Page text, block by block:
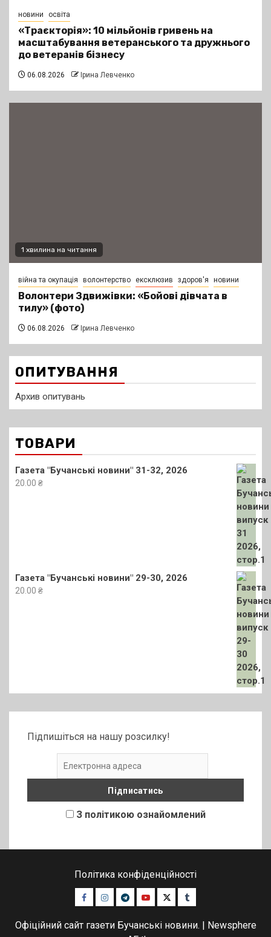
новини освіта
«Траєкторія»: 10 мільйонів гривень на
масштабування ветеранського та дружнього
до ветеранів бізнесу
06.08.2026 Ірина Левченко
1 хвилина на читання
війна та окупація волонтерство ексклюзив здоров'я новини
Волонтери Здвижівки: «Бойові дівчата в
тилу» (фото)
06.08.2026 Ірина Левченко
ОПИТУВАННЯ
Архив опитувань
ТОВАРИ
Газета "Бучанські новини" 31-32, 2026
20.00 ₴
Газета "Бучанські новини" 29-30, 2026
20.00 ₴
Підпишіться на нашу розсилку!
З політикою ознайомлений
Політика конфіденційності
Facebook
Instagram
TelegramYoutubeTwitterTumblr
Офіційний сайт газети Бучанські новини. | Newsphere